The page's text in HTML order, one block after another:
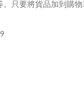
只要將貨品加到購